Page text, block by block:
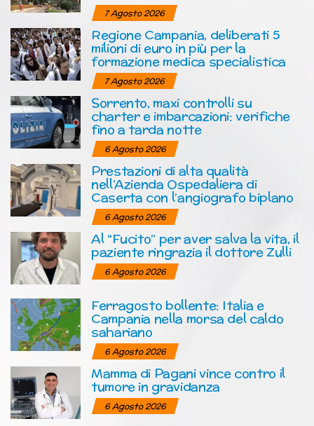
7 Agosto 2026
Regione Campania, deliberati 5
milioni di euro in più per la
formazione medica specialistica
7 Agosto 2026
Sorrento, maxi controlli su
charter e imbarcazioni: verifiche
fino a tarda notte
6 Agosto 2026
Prestazioni di alta qualità
nell’Azienda Ospedaliera di
Caserta con l’angiografo biplano
6 Agosto 2026
Al “Fucito” per aver salva la vita, il
paziente ringrazia il dottore Zulli
6 Agosto 2026
Ferragosto bollente: Italia e
Campania nella morsa del caldo
sahariano
6 Agosto 2026
Mamma di Pagani vince contro il
tumore in gravidanza
6 Agosto 2026